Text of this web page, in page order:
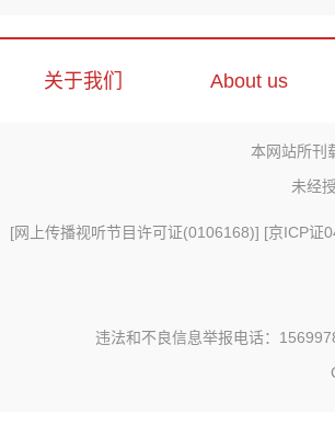
关于我们 About us
本网站所刊
未经
[网上传播视听节目许可证(0106168)] [京ICP证
违法和不良信息举报电话：